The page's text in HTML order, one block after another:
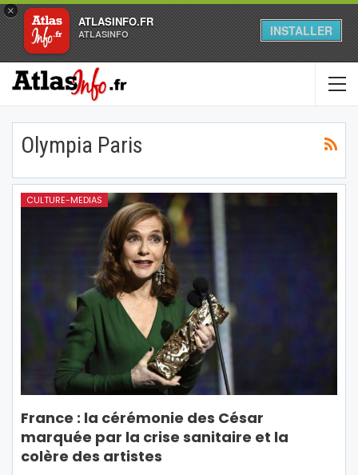
×
ATLASINFO.FR
ATLASINFO INSTALLER
Olympia Paris
CULTURE-MEDIAS
France : la cérémonie des César
marquée par la crise sanitaire et la
colère des artistes